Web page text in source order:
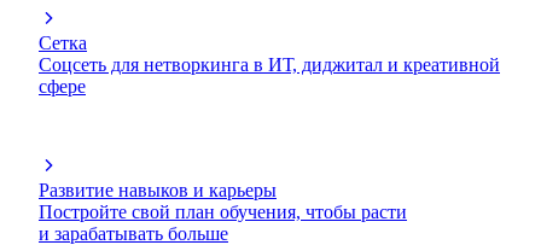
Сетка
Соцсеть для нетворкинга в ИТ, диджитал и креативной
сфере
Развитие навыков и карьеры
Постройте свой план обучения, чтобы расти
и зарабатывать больше